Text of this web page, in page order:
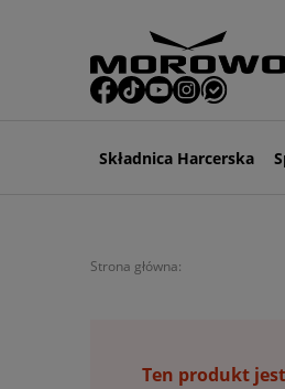
Składnica Harcerska
Strona główna:
Ten produkt